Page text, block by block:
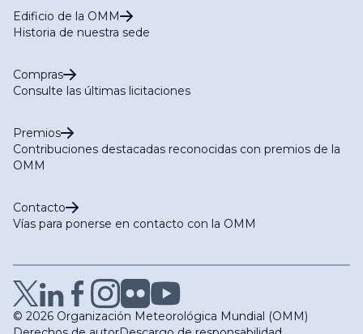
Edificio de la OMM
Historia de nuestra sede
Compras
Consulte las últimas licitaciones
Premios
Contribuciones destacadas reconocidas con premios de la
OMM
Contacto
Vías para ponerse en contacto con la OMM
© 2026 Organización Meteorológica Mundial (OMM)